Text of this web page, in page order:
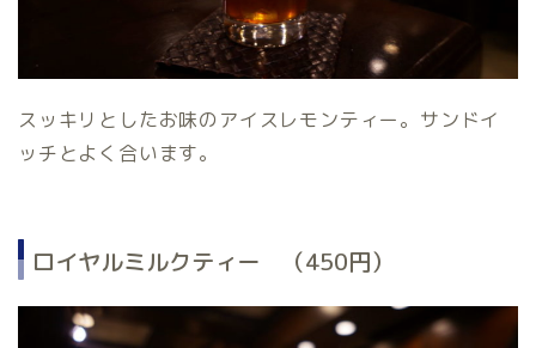
スッキリとしたお味のアイスレモンティー。サンドイ
ッチとよく合います。
ロイヤルミルクティー （450円）